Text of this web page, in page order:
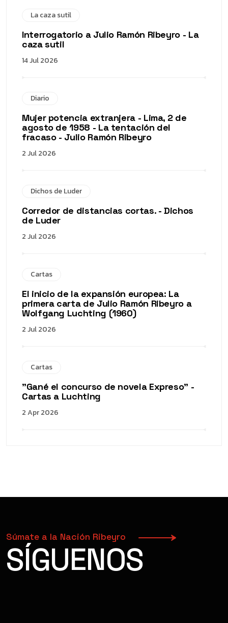
La caza sutil
Interrogatorio a Julio Ramón Ribeyro - La
caza sutil
14 Jul 2026
Diario
Mujer potencia extranjera - Lima, 2 de
agosto de 1958 - La tentación del
fracaso - Julio Ramón Ribeyro
2 Jul 2026
Dichos de Luder
Corredor de distancias cortas. - Dichos
de Luder
2 Jul 2026
Cartas
El inicio de la expansión europea: La
primera carta de Julio Ramón Ribeyro a
Wolfgang Luchting (1960)
2 Jul 2026
Cartas
"Gané el concurso de novela Expreso" -
Cartas a Luchting
2 Apr 2026
Súmate a la Nación Ribeyro
SÍGUENOS